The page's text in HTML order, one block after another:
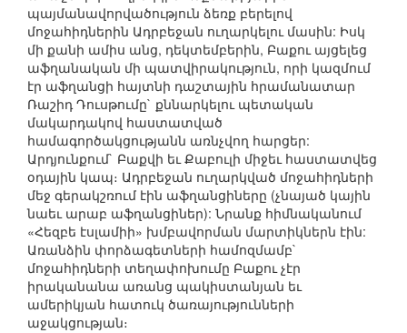
պայմանավորվածություն ձեռք բերելով
մոջահիդներին Ադրբեջան ուղարկելու մասին: Իսկ
մի քանի ամիս անց, դեկտեմբերին, Բաքու այցելեց
աֆղանական մի պատվիրակություն, որի կազմում
էր աֆղանցի հայտնի դաշտային հրամանատար
Ռաշիդ Դուսթումը` քննարկելու պետական
մակարդակով հաստատված
համագործակցությանն առնչվող հարցեր:
Արդյունքում` Բաքվի եւ Քաբուլի միջեւ հաստատվեց
օդային կապ։ Ադրբեջան ուղարկված մոջահիդների
մեջ գերակշռում էին աֆղանցիները (չնայած կային
նաեւ արաբ աֆղանցիներ): Նրանք հիմնականում
«Հեզբե էսլամիի» խմբավորման մարտիկներն էին:
Առանձին փորձագետների համոզմամբ`
մոջահիդների տեղափոխումը Բաքու չէր
իրականանա առանց պակիստանյան եւ
ամերիկյան հատուկ ծառայությունների
աջակցության։